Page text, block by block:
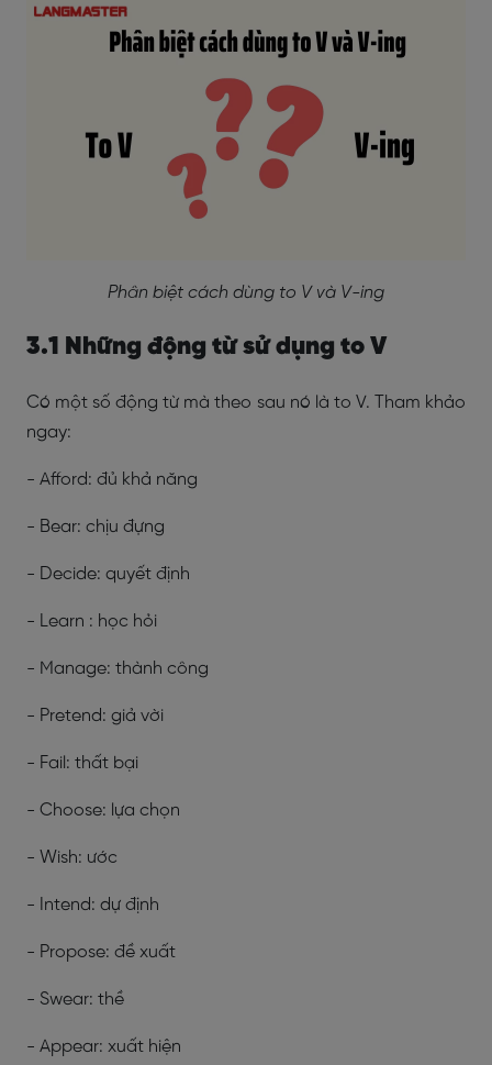
Phân biệt cách dùng to V và V-ing
3.1 Những động từ sử dụng to V
Có một số động từ mà theo sau nó là to V. Tham khảo
ngay:
- Afford: đủ khả năng
- Bear: chịu đựng
- Decide: quyết định
- Learn : học hỏi
- Manage: thành công
- Pretend: giả vời
- Fail: thất bại
- Choose: lựa chọn
- Wish: ước
- Intend: dự định
- Propose: đề xuất
- Swear: thề
- Appear: xuất hiện